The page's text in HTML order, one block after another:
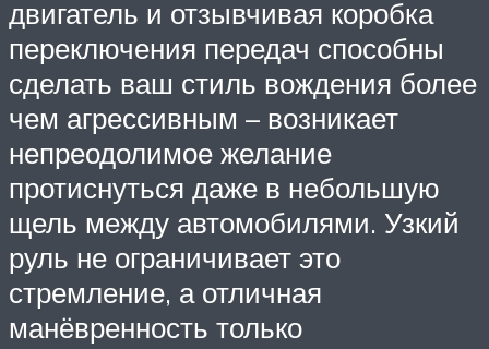
двигатель и отзывчивая коробка
переключения передач способны
сделать ваш стиль вождения более
чем агрессивным – возникает
непреодолимое желание
протиснуться даже в небольшую
щель между автомобилями. Узкий
руль не ограничивает это
стремление, а отличная
манёвренность только